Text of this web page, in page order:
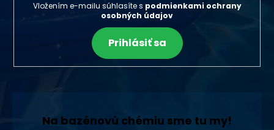
Vložením e-mailu súhlasíte s podmienkami ochrany
osobných údajov
Prihlásiť sa
Na bazénovú chémiu sme tu my!